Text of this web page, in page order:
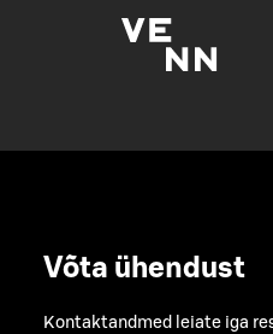
Võta ühendust
Kontaktandmed leiate iga